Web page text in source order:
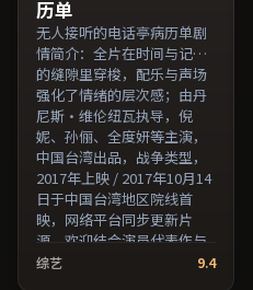
历单
无人接听的电话亭病历单剧
情简介：全片在时间与记忆
的缝隙里穿梭，配乐与声场
强化了情绪的层次感；由丹
尼斯·维伦纽瓦执导，倪
妮、孙俪、全度妍等主演，
中国台湾出品，战争类型，
2017年上映 / 2017年10月14
日于中国台湾地区院线首
映，网络平台同步更新片
源。欢迎结合演员代表作与
导演序列作品一并检索观
综艺 9.4